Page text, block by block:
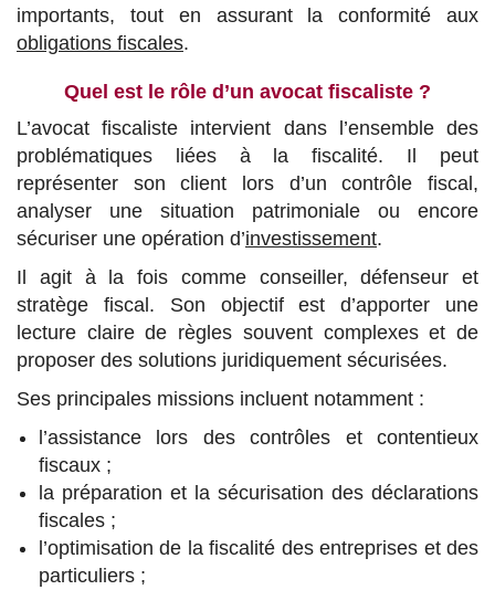
importants, tout en assurant la conformité aux
obligations fiscales.
Quel est le rôle d’un avocat fiscaliste ?
L’avocat fiscaliste intervient dans l’ensemble des
problématiques liées à la fiscalité. Il peut
représenter son client lors d’un contrôle fiscal,
analyser une situation patrimoniale ou encore
sécuriser une opération d’investissement.
Il agit à la fois comme conseiller, défenseur et
stratège fiscal. Son objectif est d’apporter une
lecture claire de règles souvent complexes et de
proposer des solutions juridiquement sécurisées.
Ses principales missions incluent notamment :
l’assistance lors des contrôles et contentieux
fiscaux ;
la préparation et la sécurisation des déclarations
fiscales ;
l’optimisation de la fiscalité des entreprises et des
particuliers ;